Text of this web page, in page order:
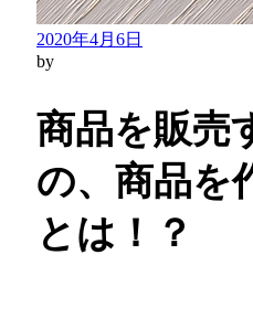
2020年4月6日
by
商品を販売
の、商品を
とは！？